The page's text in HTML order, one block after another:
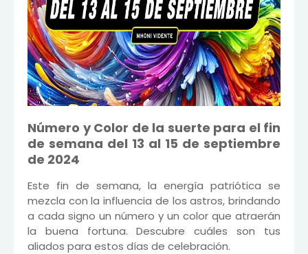
Número y Color de la suerte para el fin
de semana del 13 al 15 de septiembre
de 2024
Este fin de semana, la energía patriótica se
mezcla con la influencia de los astros, brindando
a cada signo un número y un color que atraerán
la buena fortuna. Descubre cuáles son tus
aliados para estos días de celebración.